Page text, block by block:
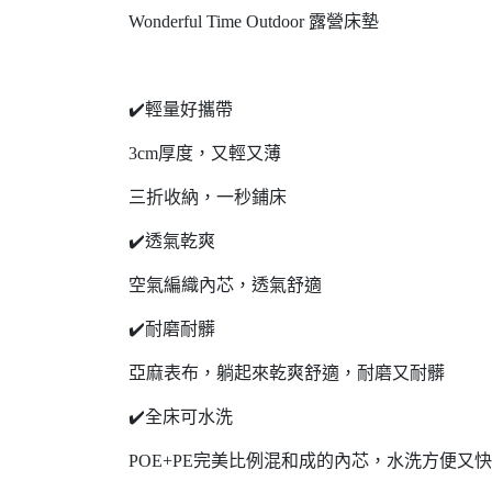
Wonderful Time Outdoor 露營床墊
✔️輕量好攜帶
3cm厚度，又輕又薄
三折收納，一秒鋪床
✔️透氣乾爽
空氣編織內芯，透氣舒適
✔️耐磨耐髒
亞麻表布，躺起來乾爽舒適，耐磨又耐髒
✔️全床可水洗
POE+PE完美比例混和成的內芯，水洗方便又